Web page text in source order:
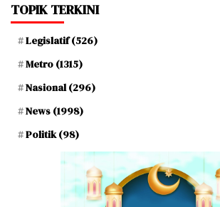
TOPIK TERKINI
Legislatif(526)
Metro (1315)
Nasional(296)
News (1998)
Politik(98)